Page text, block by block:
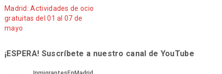
Madrid: Actividades de ocio
gratuitas del 01 al 07 de
mayo
¡ESPERA! Suscríbete a nuestro canal de YouTube